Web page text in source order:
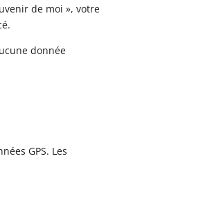
de moi », votre
donnée
GPS. Les